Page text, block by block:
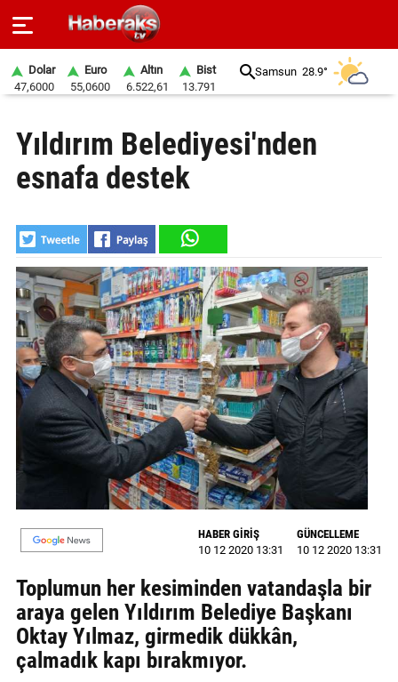
SPOR
YAŞAM
EKONOMİ
BELEDİYELER
SAĞLIK
SİYASET
EĞİTİM
GALERİ
VİDEO
YAZARLAR
BİZE
ULAŞIN
Künye
İletişim
Gizlilik
Dolar
47,6000
Euro
55,0600
Altın
6.522,61
Bist
13.791
Samsun 28.9°
Yıldırım Belediyesi'nden
esnafa destek
HABER GİRİŞ
10 12 2020 13:31
GÜNCELLEME
10 12 2020 13:31
Toplumun her kesiminden vatandaşla bir
araya gelen Yıldırım Belediye Başkanı
Oktay Yılmaz, girmedik dükkân,
çalmadık kapı bırakmıyor.